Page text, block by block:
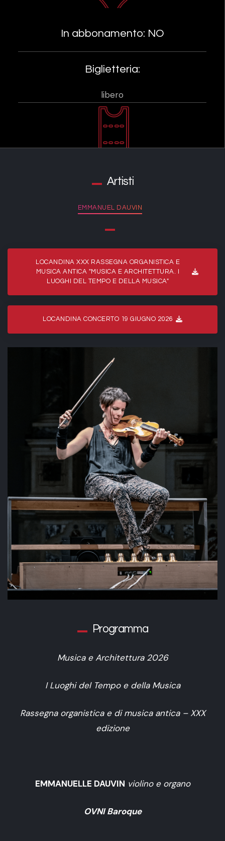
In abbonamento: NO
Biglietteria:
libero
Artisti
EMMANUEL DAUVIN
LOCANDINA XXX RASSEGNA ORGANISTICA E
MUSICA ANTICA "MUSICA E ARCHITETTURA. I
LUOGHI DEL TEMPO E DELLA MUSICA"
LOCANDINA CONCERTO 19 GIUGNO 2026
Programma
Musica e Architettura 2026
I Luoghi del Tempo e della Musica
Rassegna organistica e di musica antica – XXX
edizione
EMMANUELLE DAUVIN violino e organo
OVNI Baroque